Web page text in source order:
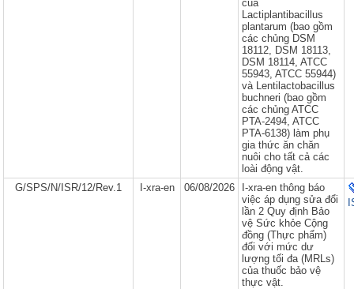
của
Lactiplantibacillus
plantarum (bao gồm
các chủng DSM
18112, DSM 18113,
DSM 18114, ATCC
55943, ATCC 55944)
và Lentilactobacillus
buchneri (bao gồm
các chủng ATCC
PTA-2494, ATCC
PTA-6138) làm phụ
gia thức ăn chăn
nuôi cho tất cả các
loài động vật.
G/SPS/N/ISR/12/Rev.1
I-xra-en 06/08/2026
I-xra-en thông báo
việc áp dụng sửa đổi
lần 2 Quy định Bảo
vệ Sức khỏe Cộng
đồng (Thực phẩm)
đối với mức dư
lượng tối đa (MRLs)
của thuốc bảo vệ
thực vật.